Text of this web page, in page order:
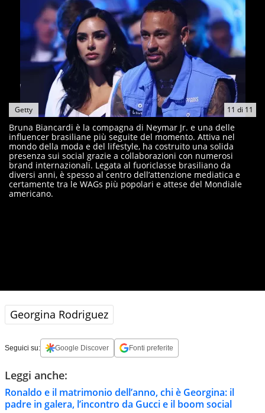
11 di 11
Getty
Bruna Biancardi è la compagna di Neymar Jr. e una delle
influencer brasiliane più seguite del momento. Attiva nel
mondo della moda e del lifestyle, ha costruito una solida
presenza sui social grazie a collaborazioni con numerosi
brand internazionali. Legata al fuoriclasse brasiliano da
diversi anni, è spesso al centro dell’attenzione mediatica e
certamente tra le WAGs più popolari e attese del Mondiale
americano.
Georgina Rodriguez
Seguici su: Google Discover Fonti preferite
Leggi anche:
Ronaldo e il matrimonio dell’anno, chi è Georgina: il
padre in galera, l’incontro da Gucci e il boom social